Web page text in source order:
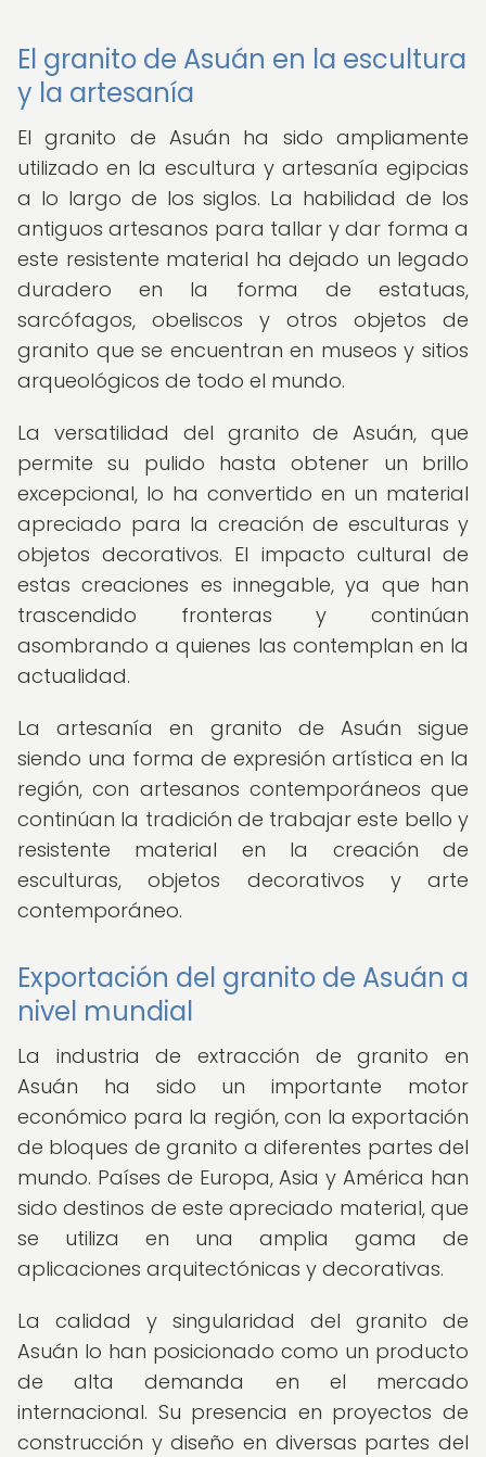
El granito de Asuán en la escultura
y la artesanía
El granito de Asuán ha sido ampliamente
utilizado en la escultura y artesanía egipcias
a lo largo de los siglos. La habilidad de los
antiguos artesanos para tallar y dar forma a
este resistente material ha dejado un legado
duradero en la forma de estatuas,
sarcófagos, obeliscos y otros objetos de
granito que se encuentran en museos y sitios
arqueológicos de todo el mundo.
La versatilidad del granito de Asuán, que
permite su pulido hasta obtener un brillo
excepcional, lo ha convertido en un material
apreciado para la creación de esculturas y
objetos decorativos. El impacto cultural de
estas creaciones es innegable, ya que han
trascendido fronteras y continúan
asombrando a quienes las contemplan en la
actualidad.
La artesanía en granito de Asuán sigue
siendo una forma de expresión artística en la
región, con artesanos contemporáneos que
continúan la tradición de trabajar este bello y
resistente material en la creación de
esculturas, objetos decorativos y arte
contemporáneo.
Exportación del granito de Asuán a
nivel mundial
La industria de extracción de granito en
Asuán ha sido un importante motor
económico para la región, con la exportación
de bloques de granito a diferentes partes del
mundo. Países de Europa, Asia y América han
sido destinos de este apreciado material, que
se utiliza en una amplia gama de
aplicaciones arquitectónicas y decorativas.
La calidad y singularidad del granito de
Asuán lo han posicionado como un producto
de alta demanda en el mercado
internacional. Su presencia en proyectos de
construcción y diseño en diversas partes del